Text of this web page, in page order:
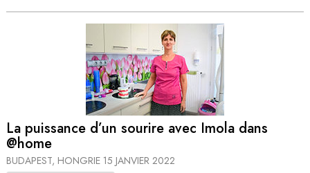
La puissance d’un sourire avec Imola dans
@home
BUDAPEST, HONGRIE 15 JANVIER 2022